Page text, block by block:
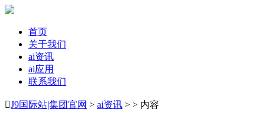
首页
关于我们
ai资讯
ai应用
联系我们
J9国际站|集团官网 > ai资讯 > > 内容